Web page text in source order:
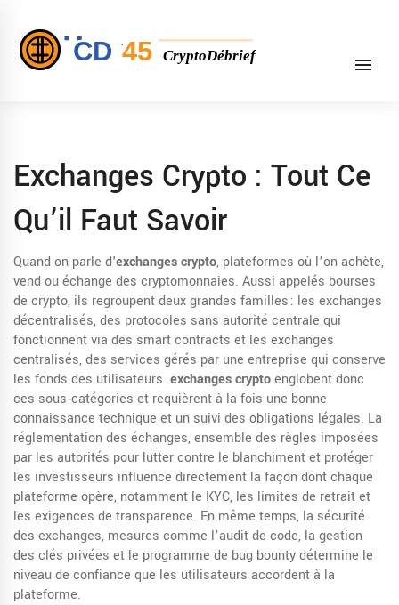
Exchanges Crypto : Tout Ce
Qu’il Faut Savoir
Quand on parle d'exchanges crypto, plateformes où l’on achète,
vend ou échange des cryptomonnaies. Aussi appelés bourses
de crypto, ils regroupent deux grandes familles : les exchanges
décentralisés,des protocoles sans autorité centrale qui
fonctionnent via des smart contracts et les exchanges
centralisés,des services gérés par une entreprise qui conserve
les fonds des utilisateurs. exchanges cryptoenglobent donc
ces sous‑catégories et requièrent à la fois une bonne
connaissance technique et un suivi des obligations légales. La
réglementation des échanges,ensemble des règles imposées
par les autorités pour lutter contre le blanchiment et protéger
les investisseurs influence directement la façon dont chaque
plateforme opère, notamment le KYC, les limites de retrait et
les exigences de transparence. En même temps, la sécurité
des exchanges, mesures comme l’audit de code, la gestion
des clés privées et le programme de bug bountydétermine le
niveau de confiance que les utilisateurs accordent à la
plateforme.